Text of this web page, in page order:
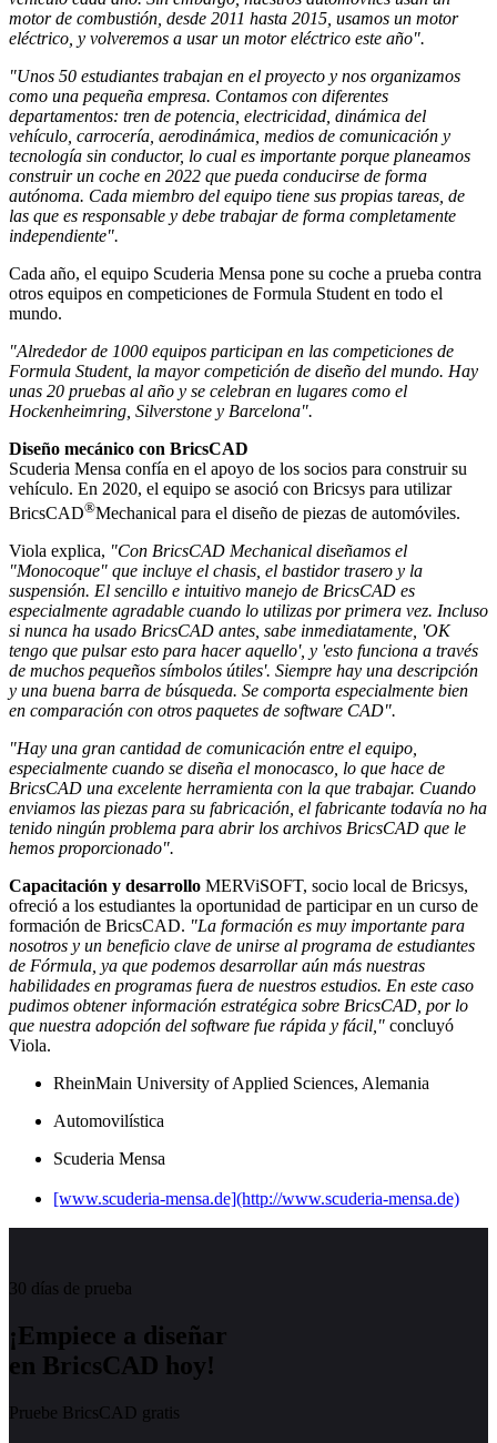
motor de combustión, desde 2011 hasta 2015, usamos un motor
eléctrico, y volveremos a usar un motor eléctrico este año".
"Unos 50 estudiantes trabajan en el proyecto y nos organizamos
como una pequeña empresa. Contamos con diferentes
departamentos: tren de potencia, electricidad, dinámica del
vehículo, carrocería, aerodinámica, medios de comunicación y
tecnología sin conductor, lo cual es importante porque planeamos
construir un coche en 2022 que pueda conducirse de forma
autónoma. Cada miembro del equipo tiene sus propias tareas, de
las que es responsable y debe trabajar de forma completamente
independiente".
Cada año, el equipo Scuderia Mensa pone su coche a prueba contra
otros equipos en competiciones de Formula Student en todo el
mundo.
"Alrededor de 1000 equipos participan en las competiciones de
Formula Student, la mayor competición de diseño del mundo. Hay
unas 20 pruebas al año y se celebran en lugares como el
Hockenheimring, Silverstone y Barcelona".
Diseño mecánico con BricsCAD
Scuderia Mensa confía en el apoyo de los socios para construir su
vehículo. En 2020, el equipo se asoció con Bricsys para utilizar
BricsCAD®Mechanical para el diseño de piezas de automóviles.
Viola explica, "Con BricsCAD Mechanical diseñamos el
"Monocoque" que incluye el chasis, el bastidor trasero y la
suspensión. El sencillo e intuitivo manejo de BricsCAD es
especialmente agradable cuando lo utilizas por primera vez. Incluso
si nunca ha usado BricsCAD antes, sabe inmediatamente, 'OK
tengo que pulsar esto para hacer aquello', y 'esto funciona a través
de muchos pequeños símbolos útiles'. Siempre hay una descripción
y una buena barra de búsqueda. Se comporta especialmente bien
en comparación con otros paquetes de software CAD".
"Hay una gran cantidad de comunicación entre el equipo,
especialmente cuando se diseña el monocasco, lo que hace de
BricsCAD una excelente herramienta con la que trabajar. Cuando
enviamos las piezas para su fabricación, el fabricante todavía no ha
tenido ningún problema para abrir los archivos BricsCAD que le
hemos proporcionado".
Capacitación y desarrollo MERViSOFT, socio local de Bricsys,
ofreció a los estudiantes la oportunidad de participar en un curso de
formación de BricsCAD. "La formación es muy importante para
nosotros y un beneficio clave de unirse al programa de estudiantes
de Fórmula, ya que podemos desarrollar aún más nuestras
habilidades en programas fuera de nuestros estudios. En este caso
pudimos obtener información estratégica sobre BricsCAD, por lo
que nuestra adopción del software fue rápida y fácil," concluyó
Viola.
RheinMain University of Applied Sciences, Alemania
Automovilística
Scuderia Mensa
[www.scuderia-mensa.de](http://www.scuderia-mensa.de)
30 días de prueba
¡Empiece a diseñar
en BricsCAD hoy!
Pruebe BricsCAD gratis